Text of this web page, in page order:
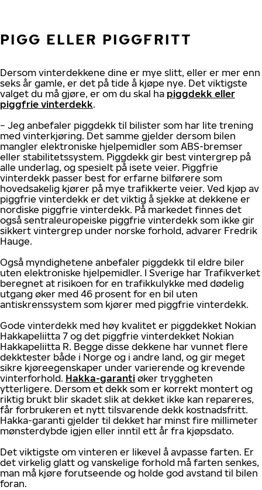
PIGG ELLER PIGGFRITT
Dersom vinterdekkene dine er mye slitt, eller er mer enn
seks år gamle, er det på tide å kjøpe nye. Det viktigste
valget du må gjøre, er om du skal ha piggdekk eller
piggfrie vinterdekk.
− Jeg anbefaler piggdekk til bilister som har lite trening
med vinterkjøring. Det samme gjelder dersom bilen
mangler elektroniske hjelpemidler som ABS-bremser
eller stabilitetssystem. Piggdekk gir best vintergrep på
alle underlag, og spesielt på isete veier. Piggfrie
vinterdekk passer best for erfarne bilførere som
hovedsakelig kjører på mye trafikkerte veier. Ved kjøp av
piggfrie vinterdekk er det viktig å sjekke at dekkene er
nordiske piggfrie vinterdekk. På markedet finnes det
også sentraleuropeiske piggfrie vinterdekk som ikke gir
sikkert vintergrep under norske forhold, advarer Fredrik
Hauge.
Også myndighetene anbefaler piggdekk til eldre biler
uten elektroniske hjelpemidler. I Sverige har Trafikverket
beregnet at risikoen for en trafikkulykke med dødelig
utgang øker med 46 prosent for en bil uten
antiskrenssystem som kjører med piggfrie vinterdekk.
Gode vinterdekk med høy kvalitet er piggdekket Nokian
Hakkapeliitta 7 og det piggfrie vinterdekket Nokian
Hakkapeliitta R. Begge disse dekkene har vunnet flere
dekktester både i Norge og i andre land, og gir meget
sikre kjøreegenskaper under varierende og krevende
vinterforhold. Hakka-garanti øker tryggheten
ytterligere. Dersom et dekk som er korrekt montert og
riktig brukt blir skadet slik at dekket ikke kan repareres,
får forbrukeren et nytt tilsvarende dekk kostnadsfritt.
Hakka-garanti gjelder til dekket har minst fire millimeter
mønsterdybde igjen eller inntil ett år fra kjøpsdato.
Det viktigste om vinteren er likevel å avpasse farten. Er
det virkelig glatt og vanskelige forhold må farten senkes,
man må kjøre forutseende og holde god avstand til bilen
foran.